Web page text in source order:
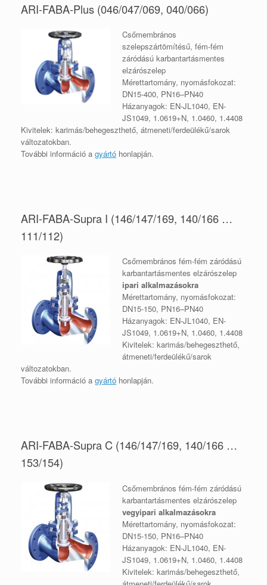
ARI-FABA-Plus (046/047/069, 040/066)
Csőmembrános
szelepszártömítésű, fém-fém
záródású karbantartásmentes
elzárószelep
Mérettartomány, nyomásfokozat:
DN15-400, PN16–PN40
Házanyagok: EN-JL1040, EN-
JS1049, 1.0619+N, 1.0460, 1.4408
Kivitelek: karimás/behegeszthető, átmeneti/ferdeülékű/sarok
változatokban.
További információ a gyártó honlapján.
ARI-FABA-Supra I (146/147/169, 140/166 …
111/112)
Csőmembrános fém-fém záródású
karbantartásmentes elzárószelep
ipari alkalmazásokra
Mérettartomány, nyomásfokozat:
DN15-150, PN16–PN40
Házanyagok: EN-JL1040, EN-
JS1049, 1.0619+N, 1.0460, 1.4408
Kivitelek: karimás/behegeszthető,
átmeneti/ferdeülékű/sarok
változatokban.
További információ a gyártó honlapján.
ARI-FABA-Supra C (146/147/169, 140/166 …
153/154)
Csőmembrános fém-fém záródású
karbantartásmentes elzárószelep
vegyipari alkalmazásokra
Mérettartomány, nyomásfokozat:
DN15-150, PN16–PN40
Házanyagok: EN-JL1040, EN-
JS1049, 1.0619+N, 1.0460, 1.4408
Kivitelek: karimás/behegeszthető,